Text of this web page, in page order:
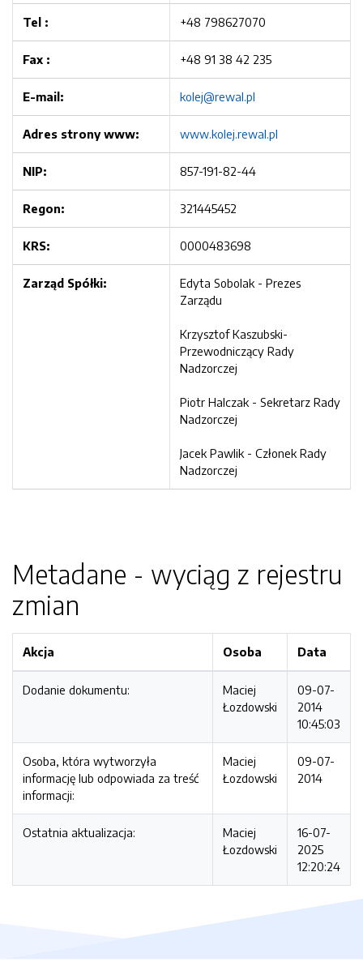
Tel : +48 798627070
Fax : +48 91 38 42 235
E-mail: kolej@rewal.pl
Adres strony www: www.kolej.rewal.pl
NIP: 857-191-82-44
Regon: 321445452
KRS: 0000483698
Zarząd Spółki:
Edyta Sobolak - Prezes
Zarządu
Krzysztof Kaszubski-
Przewodniczący Rady
Nadzorczej
Piotr Halczak - Sekretarz Rady
Nadzorczej
Jacek Pawlik - Członek Rady
Nadzorczej
Metadane - wyciąg z rejestru
zmian
Akcja Osoba Data
Dodanie dokumentu:
Maciej
Łozdowski
09-07-
2014
10:45:03
Osoba, która wytworzyła
informację lub odpowiada za treść
informacji:
Maciej
Łozdowski
09-07-
2014
Ostatnia aktualizacja:
Maciej
Łozdowski
16-07-
2025
12:20:24